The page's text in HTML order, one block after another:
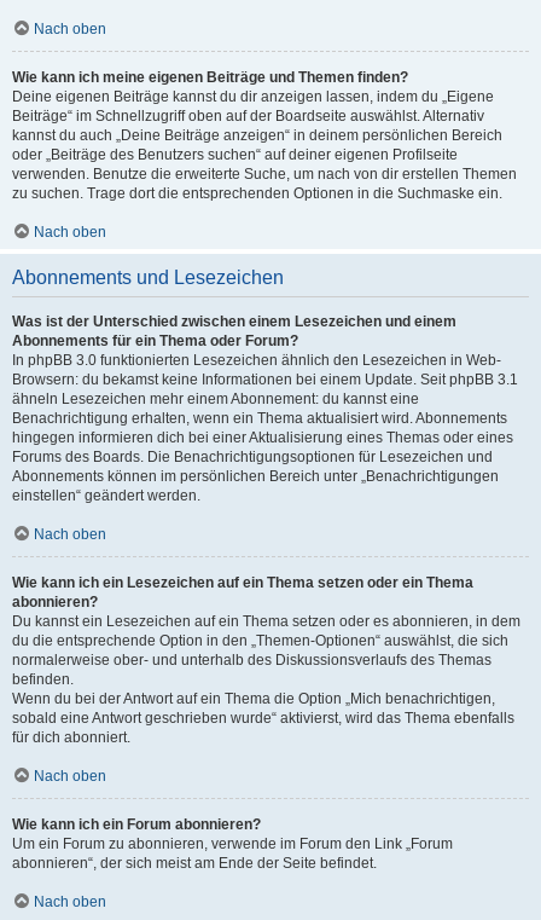
Nach oben
Wie kann ich meine eigenen Beiträge und Themen finden?
Deine eigenen Beiträge kannst du dir anzeigen lassen, indem du „Eigene
Beiträge“ im Schnellzugriff oben auf der Boardseite auswählst. Alternativ
kannst du auch „Deine Beiträge anzeigen“ in deinem persönlichen Bereich
oder „Beiträge des Benutzers suchen“ auf deiner eigenen Profilseite
verwenden. Benutze die erweiterte Suche, um nach von dir erstellen Themen
zu suchen. Trage dort die entsprechenden Optionen in die Suchmaske ein.
Nach oben
Abonnements und Lesezeichen
Was ist der Unterschied zwischen einem Lesezeichen und einem
Abonnements für ein Thema oder Forum?
In phpBB 3.0 funktionierten Lesezeichen ähnlich den Lesezeichen in Web-
Browsern: du bekamst keine Informationen bei einem Update. Seit phpBB 3.1
ähneln Lesezeichen mehr einem Abonnement: du kannst eine
Benachrichtigung erhalten, wenn ein Thema aktualisiert wird. Abonnements
hingegen informieren dich bei einer Aktualisierung eines Themas oder eines
Forums des Boards. Die Benachrichtigungsoptionen für Lesezeichen und
Abonnements können im persönlichen Bereich unter „Benachrichtigungen
einstellen“ geändert werden.
Nach oben
Wie kann ich ein Lesezeichen auf ein Thema setzen oder ein Thema
abonnieren?
Du kannst ein Lesezeichen auf ein Thema setzen oder es abonnieren, in dem
du die entsprechende Option in den „Themen-Optionen“ auswählst, die sich
normalerweise ober- und unterhalb des Diskussionsverlaufs des Themas
befinden.
Wenn du bei der Antwort auf ein Thema die Option „Mich benachrichtigen,
sobald eine Antwort geschrieben wurde“ aktivierst, wird das Thema ebenfalls
für dich abonniert.
Nach oben
Wie kann ich ein Forum abonnieren?
Um ein Forum zu abonnieren, verwende im Forum den Link „Forum
abonnieren“, der sich meist am Ende der Seite befindet.
Nach oben